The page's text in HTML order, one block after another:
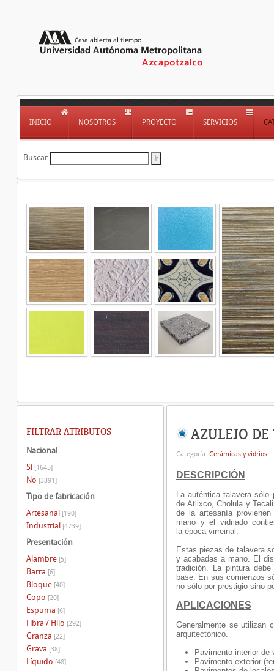
INICIO NOSOTROS PROYECTO SERVICIOS
Buscar
AZULEJO
Categoría: Cerámicas y vidrios
DESCRIPCIÓN
La auténtica talavera
de Atlixco, Cholula y
de la artesanía
mano y el vidriado
la época virreinal.
Estas piezas de talavera
y acabadas a mano. El
tradición. La pintura
base. En sus comienzos
no sólo por prestigio sino
APLICACIONES
Generalmente se utilizan
arquitectónico.
Pavimento interior de
Pavimento exterior
FILTRAR ATRIBUTOS
Nacional
Si [1645]
No [3391]
Tipo de fabricación
Artesanal [190]
Industrial [4739]
Presentación
Alambre [5]
Barra [6]
Bloque [40]
Copo [20]
Espuma [6]
Fibra / Hilo [292]
Granza [22]
Grava [38]
Líquido [48]